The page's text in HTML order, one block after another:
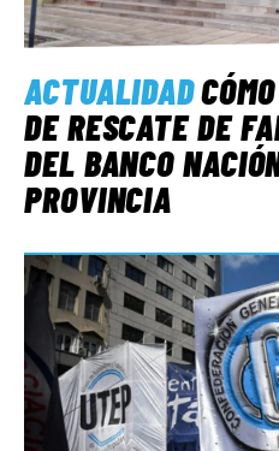
ACTUALIDAD
DE RESCATE DE
DEL BANCO
PROVINCIA